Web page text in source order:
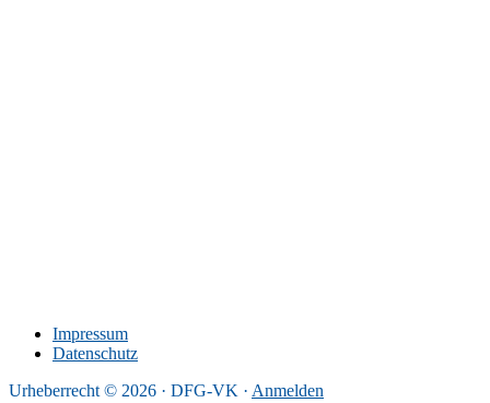
Impressum
Datenschutz
Urheberrecht © 2026 · DFG-VK · Anmelden